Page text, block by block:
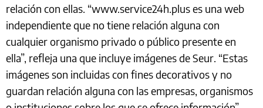
relación con ellas. “www.service24h.plus es una web
independiente que no tiene relación alguna con
cualquier organismo privado o público presente en
ella”, refleja una que incluye imágenes de Seur. “Estas
imágenes son incluidas con ﬁnes decorativos y no
guardan relación alguna con las empresas, organismos